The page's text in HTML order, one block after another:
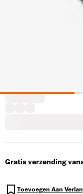
Gratis verzending
Toevoegen Aan